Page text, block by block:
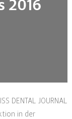
2016
DENTAL JOURNAL
in der